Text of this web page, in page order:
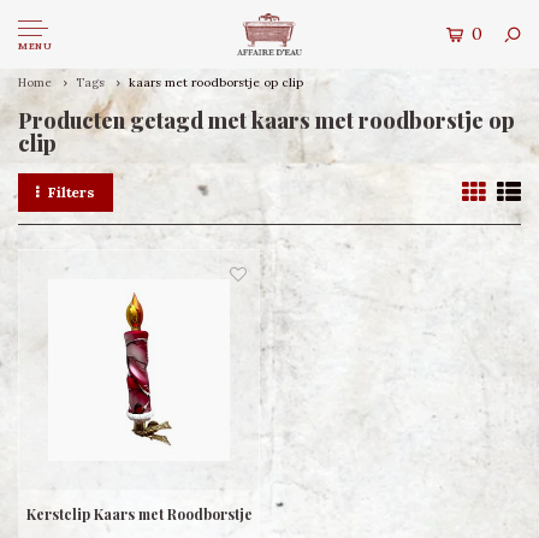
MENU
0
Home Tags kaars met roodborstje op clip
Producten getagd met kaars met roodborstje op
clip
Filters
Kerstclip Kaars met Roodborstje